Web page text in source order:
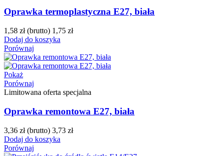
Oprawka termoplastyczna E27, biała
1,58 zł (brutto) 1,75 zł
Dodaj do koszyka
Porównaj
Pokaż
Porównaj
Limitowana oferta specjalna
Oprawka remontowa E27, biała
3,36 zł (brutto) 3,73 zł
Dodaj do koszyka
Porównaj